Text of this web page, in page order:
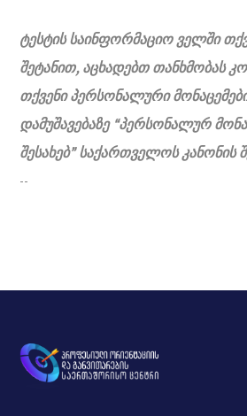
ტესტის საინფორმაციო ველში
შეტანით, აცხადებთ თანხმობას
თქვენი პერსონალური
დამუშავებაზე “პერსონალურ
შესახებ” საქართველოს კანონის
--